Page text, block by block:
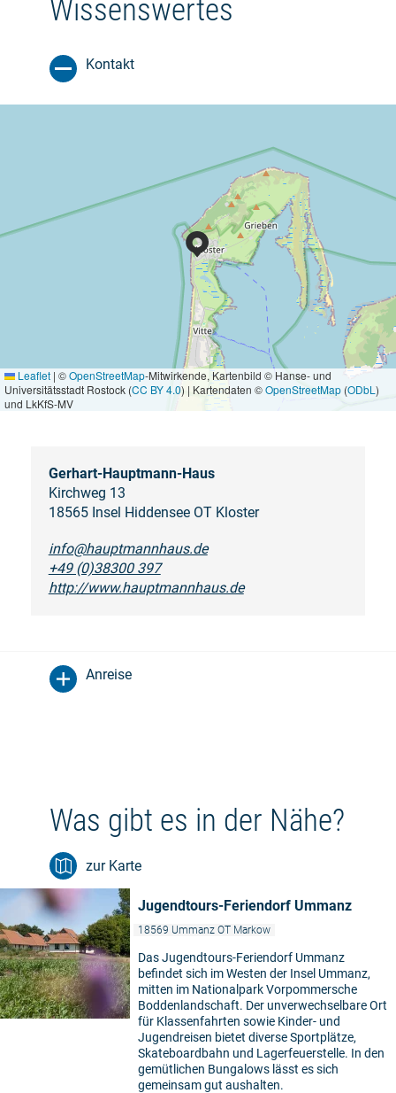
Wissenswertes
Kontakt
Leaflet | ©OpenStreetMap-Mitwirkende, Kartenbild © Hanse- und
Universitätsstadt Rostock (CC BY 4.0) | Kartendaten ©OpenStreetMap (ODbL )
und LkKfS-MV
Gerhart-Hauptmann-Haus
Kirchweg 13
18565 Insel Hiddensee OT Kloster
info@hauptmannhaus.de
+49 (0)38300 397
http://www.hauptmannhaus.de
Anreise
Was gibt es in der Nähe?
zur Karte
Jugendtours-Feriendorf Ummanz
18569 Ummanz OT Markow
Das Jugendtours-Feriendorf Ummanz
befindet sich im Westen der Insel Ummanz,
mitten im Nationalpark Vorpommersche
Boddenlandschaft. Der unverwechselbare Ort
für Klassenfahrten sowie Kinder- und
Jugendreisen bietet diverse Sportplätze,
Skateboardbahn und Lagerfeuerstelle. In den
gemütlichen Bungalows lässt es sich
gemeinsam gut aushalten.